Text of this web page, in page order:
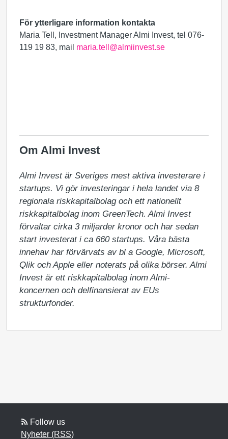
För ytterligare information kontakta
Maria Tell, Investment Manager Almi Invest, tel 076-
119 19 83, mail maria.tell@almiinvest.se
Om Almi Invest
Almi Invest är Sveriges mest aktiva investerare i
startups. Vi gör investeringar i hela landet via 8
regionala riskkapitalbolag och ett nationellt
riskkapitalbolag inom GreenTech. Almi Invest
förvaltar cirka 3 miljarder kronor och har sedan
start investerat i ca 660 startups. Våra bästa
innehav har förvärvats av bl a Google, Microsoft,
Qlik och Apple eller noterats på olika börser. Almi
Invest är ett riskkapitalbolag inom Almi-
koncernen och delfinansierat av EUs
strukturfonder.
Follow us
Nyheter (RSS)